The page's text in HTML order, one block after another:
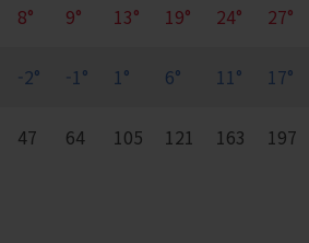
8° 9° 13° 19° 24° 27°
-2° -1° 1° 6° 11° 17°
47 64 105 121 163 197